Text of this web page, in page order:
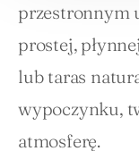
przestronnym
prostej,
lub taras
wypoczynku,
atmosferę.